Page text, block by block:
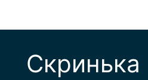
Скринька